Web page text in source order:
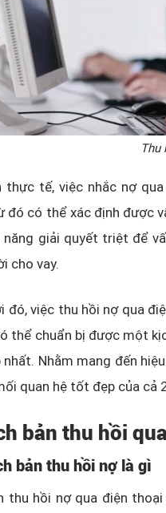
thực tế, việc nhắc nợ
đó có thể xác định được
năng giải quyết triệt để
cho vay.
đó, việc thu hồi nợ qua
thể chuẩn bị được một
nhất. Nhằm mang đến
quan hệ tốt đẹp của cả
bản thu hồi
bản thu hồi nợ là gì
thu hồi nợ qua điện